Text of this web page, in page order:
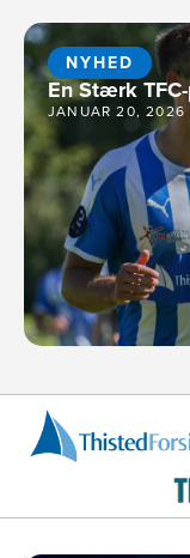
NYHED
En Stærk
JANUAR 20, 2026